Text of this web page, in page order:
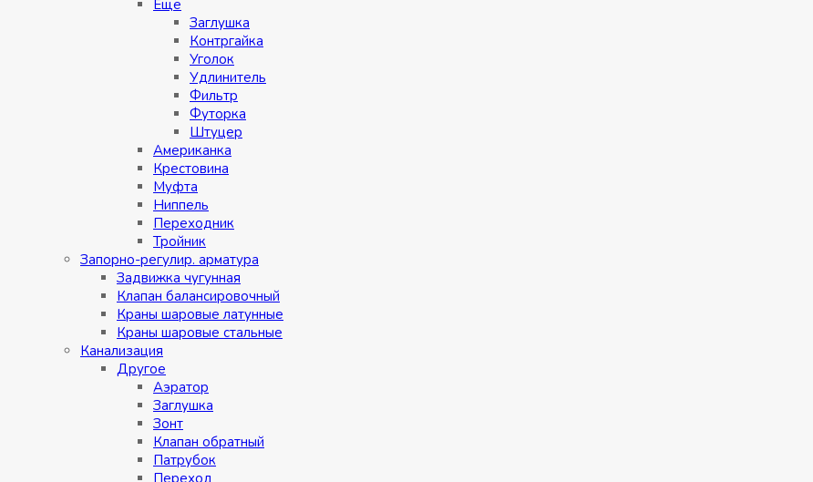
Eщe
Заглушка
Контргайка
Уголок
Удлинитель
Фильтр
Футорка
Штуцер
Американка
Крестовина
Муфта
Ниппель
Переходник
Тройник
Запорно-регулир. арматура
Задвижка чугунная
Клапан балансировочный
Краны шаровые латунные
Краны шаровые стальные
Канализация
Другое
Аэратор
Заглушкa
Зонт
Клапан обратный
Патрубок